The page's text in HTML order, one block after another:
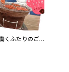
働くふたりのごほうび飯